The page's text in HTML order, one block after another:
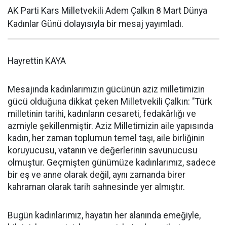
AK Parti Kars Milletvekili Adem Çalkın 8 Mart Dünya
Kadınlar Günü dolayısıyla bir mesaj yayımladı.
Hayrettin KAYA
Mesajında kadınlarımızın gücünün aziz milletimizin
gücü olduğuna dikkat çeken Milletvekili Çalkın: "Türk
milletinin tarihi, kadınların cesareti, fedakârlığı ve
azmiyle şekillenmiştir. Aziz Milletimizin aile yapısında
kadın, her zaman toplumun temel taşı, aile birliğinin
koruyucusu, vatanın ve değerlerinin savunucusu
olmuştur. Geçmişten günümüze kadınlarımız, sadece
bir eş ve anne olarak değil, aynı zamanda birer
kahraman olarak tarih sahnesinde yer almıştır.
Bugün kadınlarımız, hayatın her alanında emeğiyle,